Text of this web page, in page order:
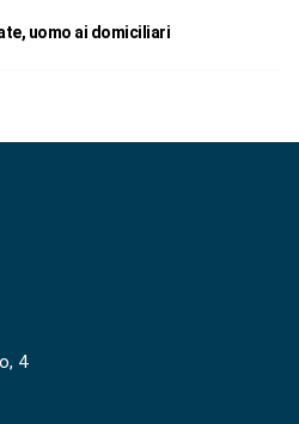
uomo ai domiciliari
4